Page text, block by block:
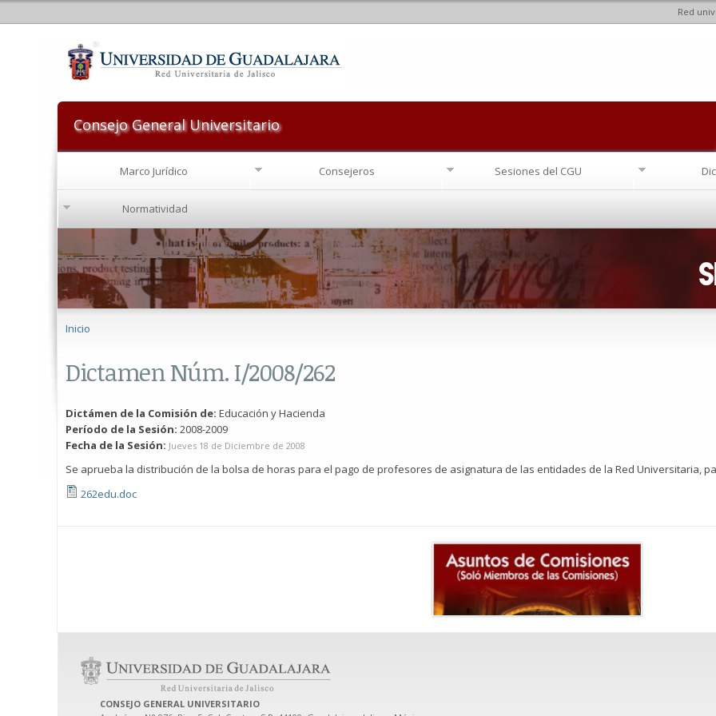
Red
Consejo General Universitario
Marco Jurídico Consejeros Sesiones del CGU
Normatividad
Inicio
Dictamen Núm. I/2008/262
Dictámen de la Comisión de: Educación y Hacienda
Período de la Sesión: 2008-2009
Fecha de la Sesión: Jueves 18 de Diciembre de 2008
Se aprueba la distribución de la bolsa de horas para el pago de profesores de asignatura de las entidades de la Red Universitaria,
262edu.doc
CONSEJO GENERAL UNIVERSITARIO